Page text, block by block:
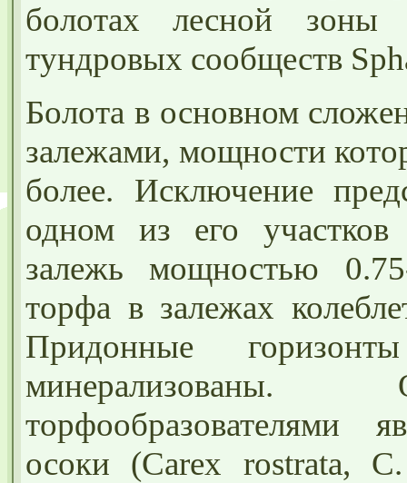
болотах лесной
тундровых сообществ
Болота в основном
залежами, мощности
более. Исключение
одном из его участков
залежь мощностью
торфа в залежах
Придонные
минерализованы.
торфообразователями
осоки (Carex rostrata,